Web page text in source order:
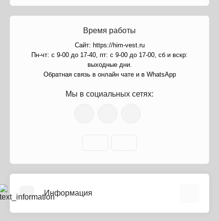
Время работы
Сайт: https://him-vest.ru
Пн-чт: с 9-00 до 17-40, пт: с 9-00 до 17-00, сб и вскр:
выходные дни.
Обратная связь в онлайн чате и в WhatsApp
Мы в социальных сетях:
Информация